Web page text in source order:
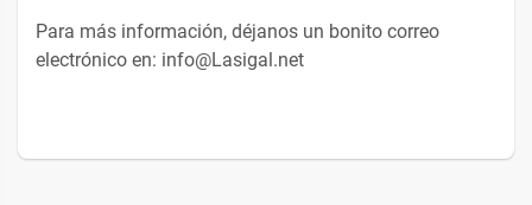
Para más información, déjanos un bonito correo
electrónico en: info@Lasigal.net